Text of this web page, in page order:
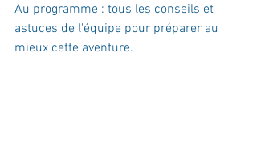
Au programme : tous les conseils et
astuces de l'équipe pour préparer au
mieux cette aventure.